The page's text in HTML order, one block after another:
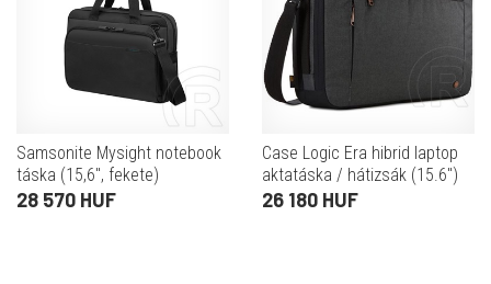
Samsonite Mysight notebook
táska (15,6", fekete)
28 570 HUF
Case Logic Era hibrid laptop
aktatáska / hátizsák (15.6")
26 180 HUF